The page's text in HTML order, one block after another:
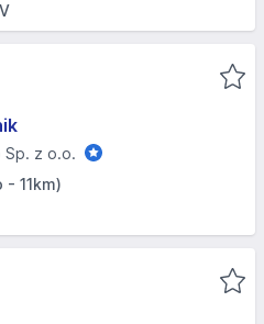
Sp. z o.o.
- 11km)